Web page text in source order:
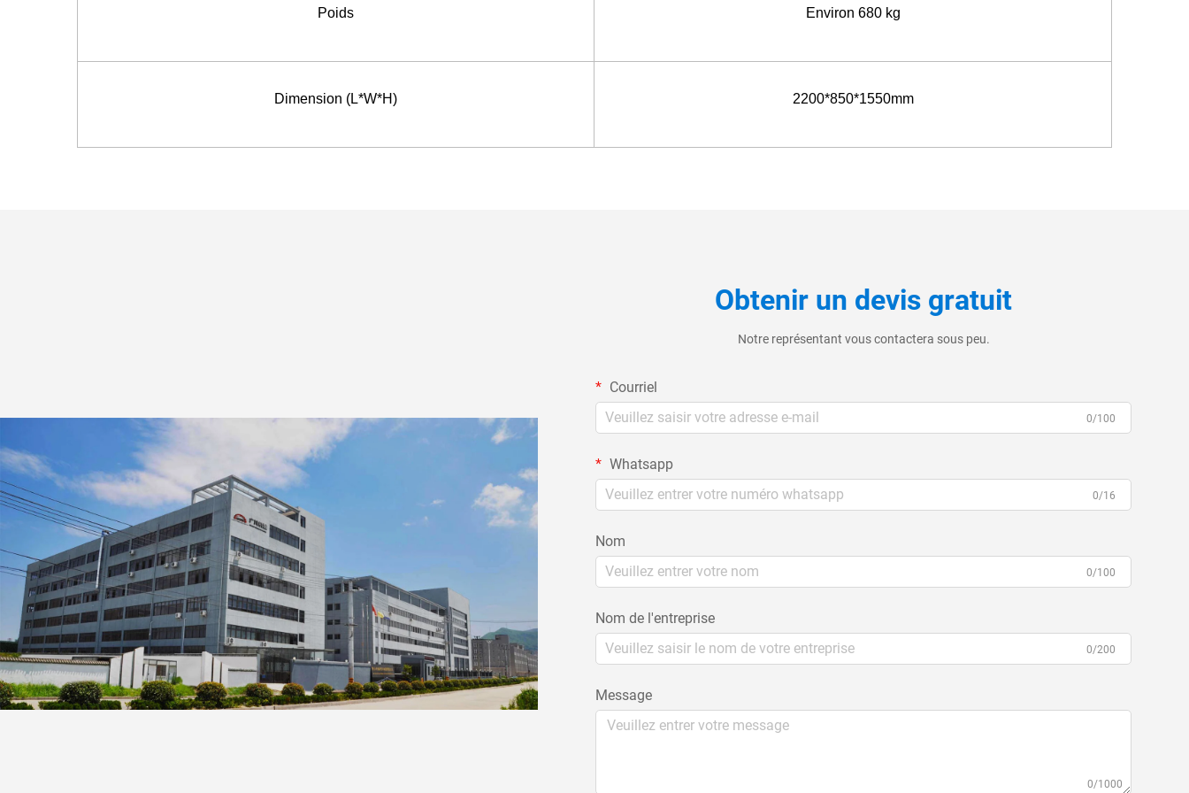
Poids Environ 680 kg
Dimension (L*W*H) 2200*850*1550mm
Obtenir un devis gratuit
Notre représentant vous contactera sous peu.
Courriel
0/100
Whatsapp
0/16
Nom
0/100
Nom de l'entreprise
0/200
Message
0/1000